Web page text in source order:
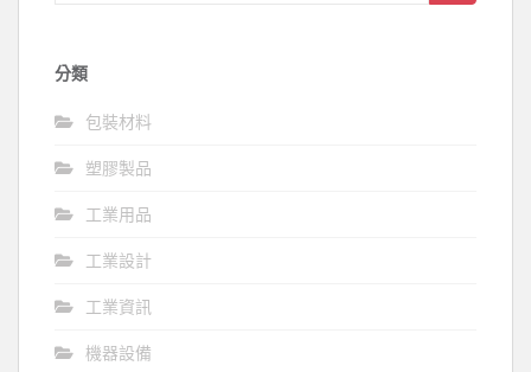
分類
包裝材料
塑膠製品
工業用品
工業設計
工業資訊
機器設備